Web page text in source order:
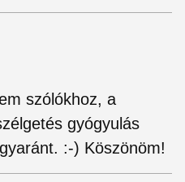
szólókhoz, a
gyógyulás
:-) Köszönöm!